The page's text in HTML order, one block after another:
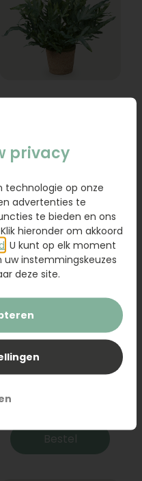
Sanseveria
Bestel
privacy
technologie op onze
advertenties te
te bieden en ons
hieronder om akkoord
. U kunt op elk moment
instemmingskeuzes
deze site.